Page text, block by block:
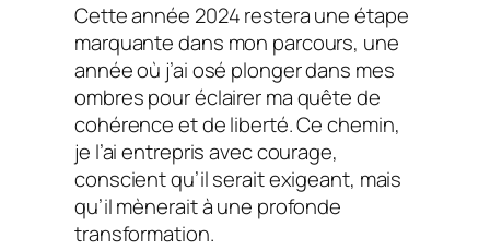
Cette année 2024 restera une étape
marquante dans mon parcours, une
année où j’ai osé plonger dans mes
ombres pour éclairer ma quête de
cohérence et de liberté. Ce chemin,
je l’ai entrepris avec courage,
conscient qu’il serait exigeant, mais
qu’il mènerait à une profonde
transformation.